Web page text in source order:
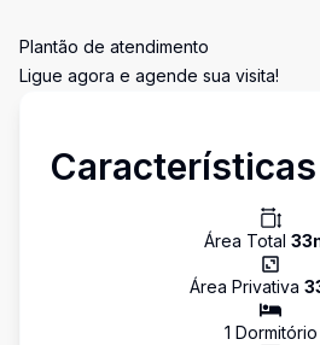
Plantão de atendimento
Ligue agora e agende sua visita!
Características
Área Total 33
Área Privativa
1 Dormitório